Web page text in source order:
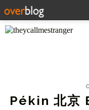
Pékin 北